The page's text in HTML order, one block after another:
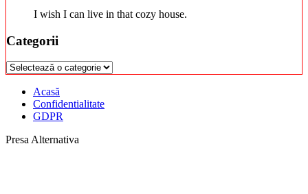
I wish I can live in that cozy house.
Categorii
Categorii
Acasă
Confidentialitate
GDPR
Presa Alternativa